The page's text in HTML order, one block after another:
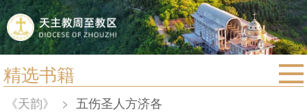
精选书籍
首页
《天韵》 > 五伤圣人方济各